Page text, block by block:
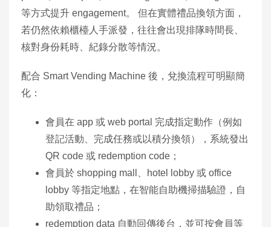
等方式提升 engagement。 但在實體禮品換領方面，
若仍然依賴櫃檯人手派發，往往會出現排隊時間長、
核對身份耗時、紀錄分散等情況。
配合 Smart Vending Machine 後，兌換流程可明顯簡
化：
會員在 app 或 web portal 完成指定動作（例如
登記活動、完成任務或以積分換領），系統發出
QR code 或 redemption code；
會員於 shopping mall、hotel lobby 或 office
lobby 等指定地點，在智能自助機掃描驗證，自
助領取禮品；
redemption data 自動回傳後台，並可按會員等